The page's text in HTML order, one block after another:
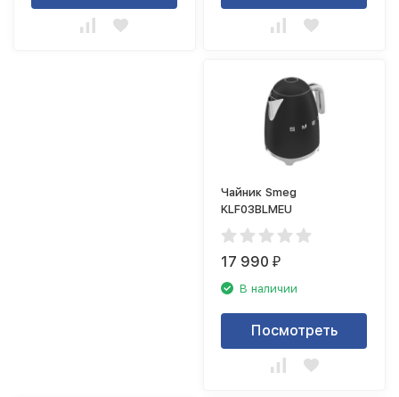
Чайник Smeg
KLF03BLMEU
17 990₽
В наличии
Посмотреть